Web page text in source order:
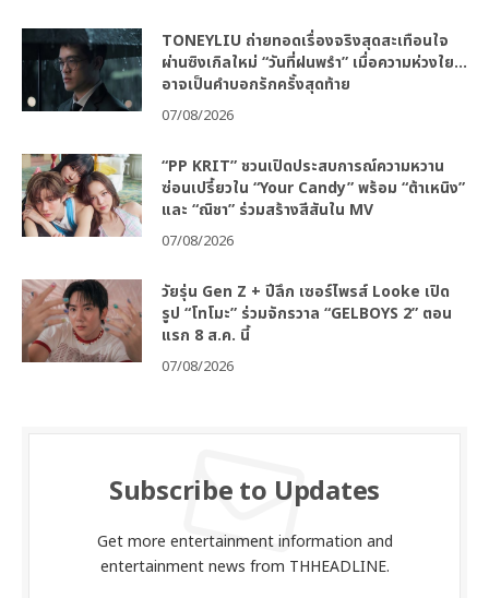
TONEYLIU ถ่ายทอดเรื่องจริงสุดสะเทือนใจ
ผ่านซิงเกิลใหม่ “วันที่ฝนพรำ” เมื่อความห่วงใย…
อาจเป็นคำบอกรักครั้งสุดท้าย
07/08/2026
“PP KRIT” ชวนเปิดประสบการณ์ความหวาน
ซ่อนเปรี้ยวใน “Your Candy” พร้อม “ต้าเหนิง”
และ “ณิชา” ร่วมสร้างสีสันใน MV
07/08/2026
วัยรุ่น Gen Z + ปีลึก เซอร์ไพรส์ Looke เปิด
รูป “โทโมะ” ร่วมจักรวาล “GELBOYS 2” ตอน
แรก 8 ส.ค. นี้
07/08/2026
Subscribe to Updates
Get more entertainment information and
entertainment news from THHEADLINE.